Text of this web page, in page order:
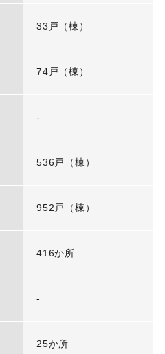
33戸（棟）
74戸（棟）
-
536戸（棟）
952戸（棟）
416か所
-
25か所